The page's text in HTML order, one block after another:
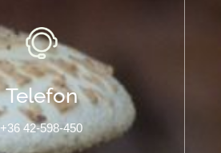
Telefon
+36 42-598-450